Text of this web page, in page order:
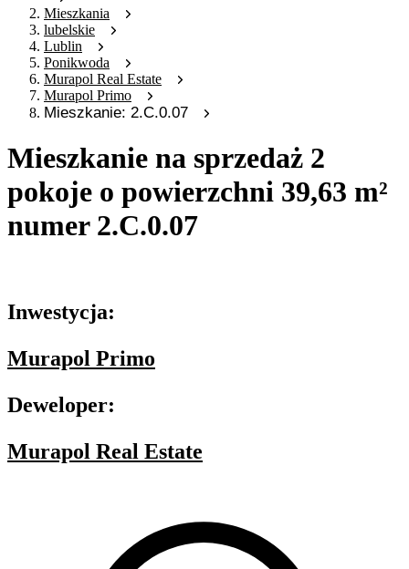
Mieszkania
lubelskie
Lublin
Ponikwoda
Murapol Real Estate
Murapol Primo
Mieszkanie: 2.C.0.07
Mieszkanie na sprzedaż 2
pokoje o powierzchni 39,63 m²
numer 2.C.0.07
Inwestycja:
Murapol Primo
Deweloper:
Murapol Real Estate